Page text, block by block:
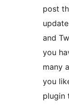
post
and
you
many
you
plugin